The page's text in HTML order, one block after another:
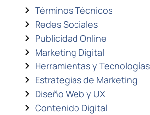
Términos Técnicos
Redes Sociales
Publicidad Online
Marketing Digital
Herramientas y Tecnologías
Estrategias de Marketing
Diseño Web y UX
Contenido Digital